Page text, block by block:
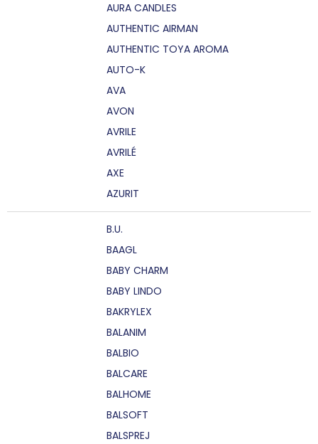
AURA CANDLES
AUTHENTIC AIRMAN
AUTHENTIC TOYA AROMA
AUTO-K
AVA
AVON
AVRILE
AVRILÉ
AXE
AZURIT
B.U.
BAAGL
BABY CHARM
BABY LINDO
BAKRYLEX
BALANIM
BALBIO
BALCARE
BALHOME
BALSOFT
BALSPREJ